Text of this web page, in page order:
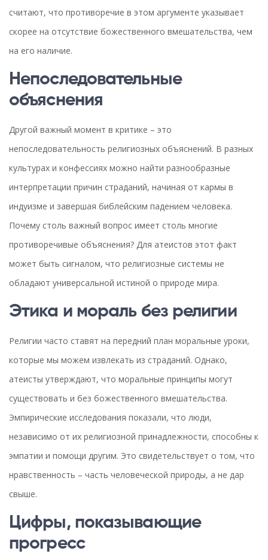
считают, что противоречие в этом аргументе указывает
скорее на отсутствие божественного вмешательства, чем
на его наличие.
Непоследовательные
объяснения
Другой важный момент в критике – это
непоследовательность религиозных объяснений. В разных
культурах и конфессиях можно найти разнообразные
интерпретации причин страданий, начиная от кармы в
индуизме и завершая библейским падением человека.
Почему столь важный вопрос имеет столь многие
противоречивые объяснения? Для атеистов этот факт
может быть сигналом, что религиозные системы не
обладают универсальной истиной о природе мира.
Этика и мораль без религии
Религии часто ставят на передний план моральные уроки,
которые мы можем извлекать из страданий. Однако,
атеисты утверждают, что моральные принципы могут
существовать и без божественного вмешательства.
Эмпирические исследования показали, что люди,
независимо от их религиозной принадлежности, способны к
эмпатии и помощи другим. Это свидетельствует о том, что
нравственность – часть человеческой природы, а не дар
свыше.
Цифры, показывающие
прогресс